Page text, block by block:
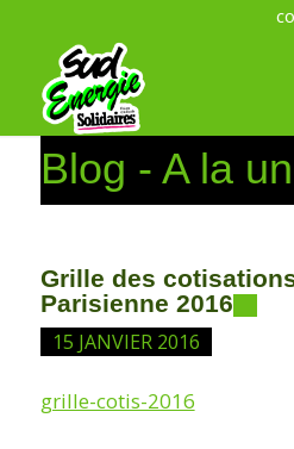
Blog - A la
Grille des
Parisienne 2016
15 JANVIER 2016
grille-cotis-2016